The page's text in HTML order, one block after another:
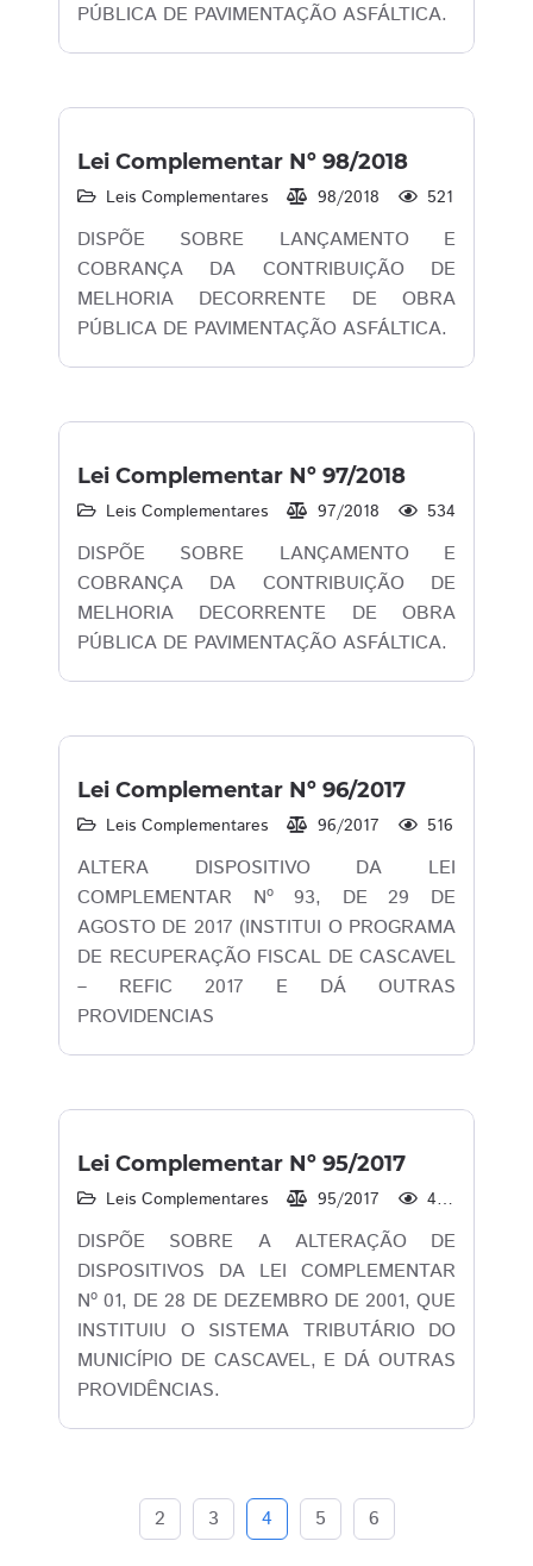
PÚBLICA DE PAVIMENTAÇÃO ASFÁLTICA.
Lei Complementar Nº 98/2018
Leis Complementares 98/2018 521
DISPÕE SOBRE LANÇAMENTO E
COBRANÇA DA CONTRIBUIÇÃO DE
MELHORIA DECORRENTE DE OBRA
PÚBLICA DE PAVIMENTAÇÃO ASFÁLTICA.
Lei Complementar Nº 97/2018
Leis Complementares 97/2018 534
DISPÕE SOBRE LANÇAMENTO E
COBRANÇA DA CONTRIBUIÇÃO DE
MELHORIA DECORRENTE DE OBRA
PÚBLICA DE PAVIMENTAÇÃO ASFÁLTICA.
Lei Complementar Nº 96/2017
Leis Complementares 96/2017 516
ALTERA DISPOSITIVO DA LEI
COMPLEMENTAR Nº 93, DE 29 DE
AGOSTO DE 2017 (INSTITUI O PROGRAMA
DE RECUPERAÇÃO FISCAL DE CASCAVEL
– REFIC 2017 E DÁ OUTRAS
PROVIDENCIAS
Lei Complementar Nº 95/2017
Leis Complementares 95/2017 4.788
DISPÕE SOBRE A ALTERAÇÃO DE
DISPOSITIVOS DA LEI COMPLEMENTAR
Nº 01, DE 28 DE DEZEMBRO DE 2001, QUE
INSTITUIU O SISTEMA TRIBUTÁRIO DO
MUNICÍPIO DE CASCAVEL, E DÁ OUTRAS
PROVIDÊNCIAS.
2 3 4 5 6